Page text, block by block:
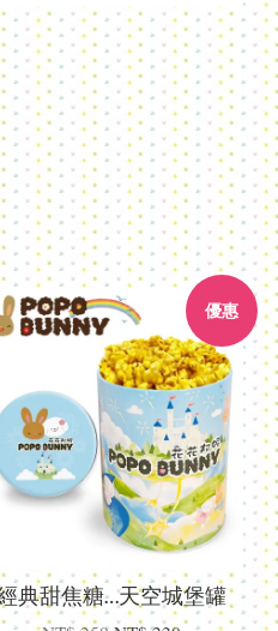
優惠
典甜焦糖…天空城堡罐